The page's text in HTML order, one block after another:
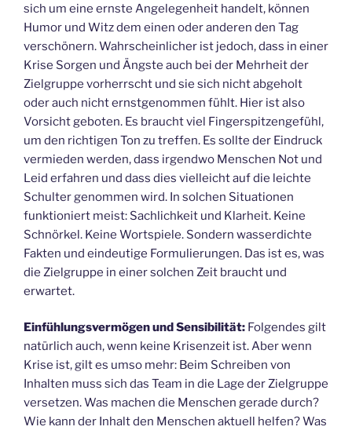
sich um eine ernste Angelegenheit handelt, können
Humor und Witz dem einen oder anderen den Tag
verschönern. Wahrscheinlicher ist jedoch, dass in einer
Krise Sorgen und Ängste auch bei der Mehrheit der
Zielgruppe vorherrscht und sie sich nicht abgeholt
oder auch nicht ernstgenommen fühlt. Hier ist also
Vorsicht geboten. Es braucht viel Fingerspitzengefühl,
um den richtigen Ton zu treffen. Es sollte der Eindruck
vermieden werden, dass irgendwo Menschen Not und
Leid erfahren und dass dies vielleicht auf die leichte
Schulter genommen wird. In solchen Situationen
funktioniert meist: Sachlichkeit und Klarheit. Keine
Schnörkel. Keine Wortspiele. Sondern wasserdichte
Fakten und eindeutige Formulierungen. Das ist es, was
die Zielgruppe in einer solchen Zeit braucht und
erwartet.
Einfühlungsvermögen und Sensibilität: Folgendes gilt
natürlich auch, wenn keine Krisenzeit ist. Aber wenn
Krise ist, gilt es umso mehr: Beim Schreiben von
Inhalten muss sich das Team in die Lage der Zielgruppe
versetzen. Was machen die Menschen gerade durch?
Wie kann der Inhalt den Menschen aktuell helfen? Was